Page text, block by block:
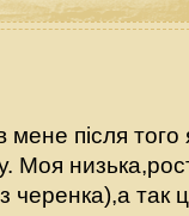
мене після
Моя
черенка),а так